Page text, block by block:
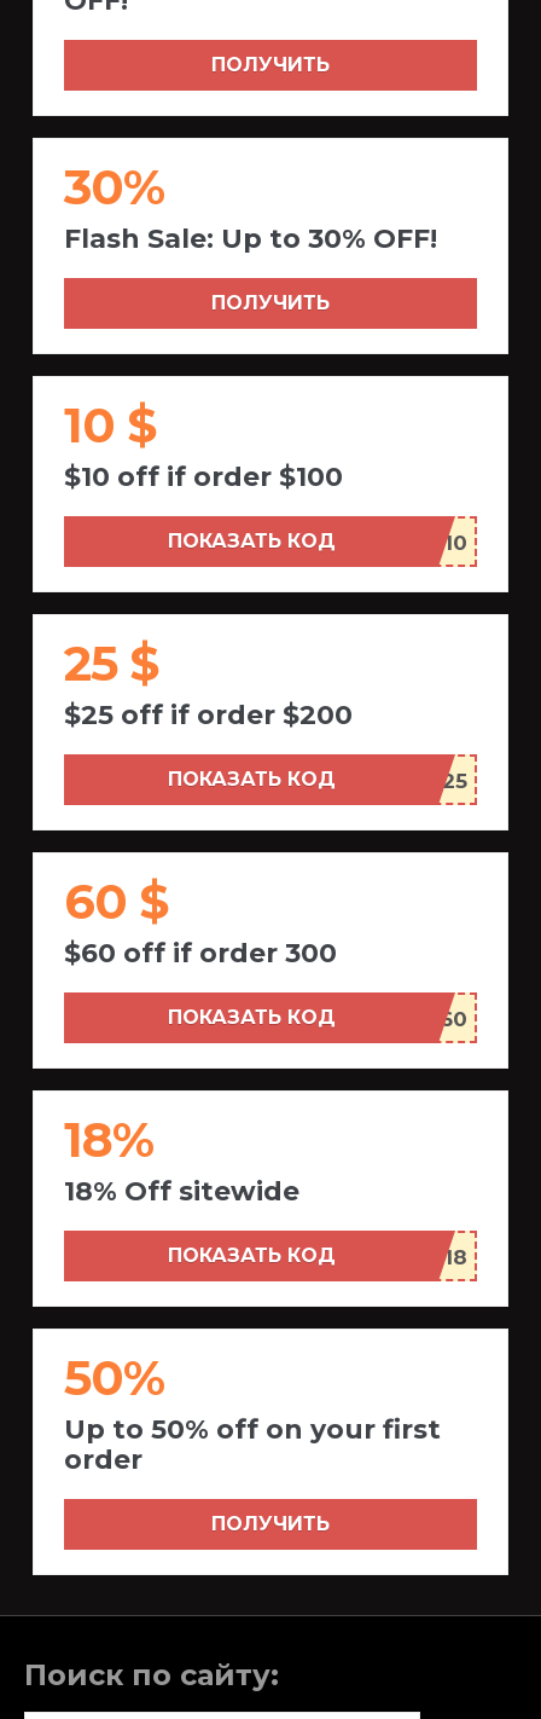
ПОЛУЧИТЬ
30%
Flash Sale: Up to 30% OFF!
ПОЛУЧИТЬ
10 $
$10 off if order $100
ПОКАЗАТЬ КОД
25 $
$25 off if order $200
ПОКАЗАТЬ КОД
60 $
$60 off if order 300
ПОКАЗАТЬ КОД
18%
18% Off sitewide
ПОКАЗАТЬ КОД
50%
Up to 50% off on your first
order
ПОЛУЧИТЬ
Поиск по сайту: